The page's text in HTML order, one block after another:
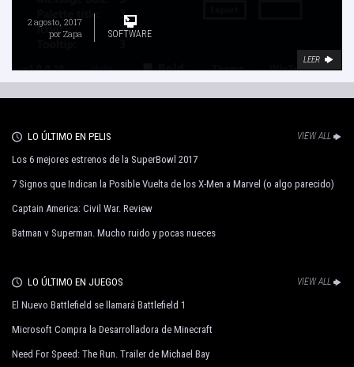
2 agosto, 2017
por Zapa SOFTWARE
LEER
LO ÚLTIMO EN PELIS VIEW ALL
Los 6 mejores estrenos de la SuperBowl 2017
7 Signos que Indican la Posible Vuelta de los X-Men a Marvel (o algo parecido)
Captain America: Civil War. Review
Batman v Superman. Mucho ruido y pocas nueces
LO ÚLTIMO EN JUEGOS VIEW ALL
El Nuevo Battlefield se llamará Battlefield 1
Microsoft Compra la Desarrolladora de Minecraft
Need For Speed: The Run. Trailer de Michael Bay